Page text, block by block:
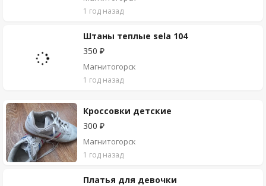
1 год назад
Штаны теплые sela 104
350 ₽
Магнитогорск
1 год назад
Кроссовки детские
300 ₽
Магнитогорск
1 год назад
Платья для девочки